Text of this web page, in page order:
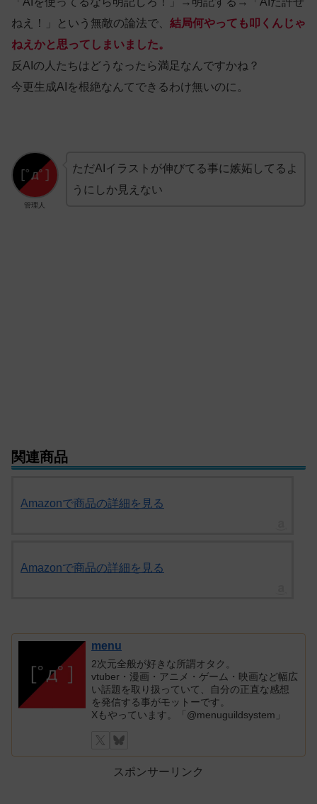
ねえ！」という無敵の論法で、 結局何やっても叩くんじゃ
ねえ かと思ってしまいました。
反AIの人たちはどうなったら満足なんですかね？
今更生成AIを根絶なんてできるわけ無いのに。
管理人
ただAIイラストが伸びてる事に嫉妬してるよ
うにしか見えない
関連商品
Amazonで商品の詳細を見る
Amazonで商品の詳細を見る
menu
2次元全般が好きな所謂オタク。
vtuber・漫画・アニメ・ゲーム・映画など幅広
い話題を取り扱っていて、自分の正直な感想
を発信する事がモットーです。
Xもやっています。「@menuguildsystem」
スポンサーリンク